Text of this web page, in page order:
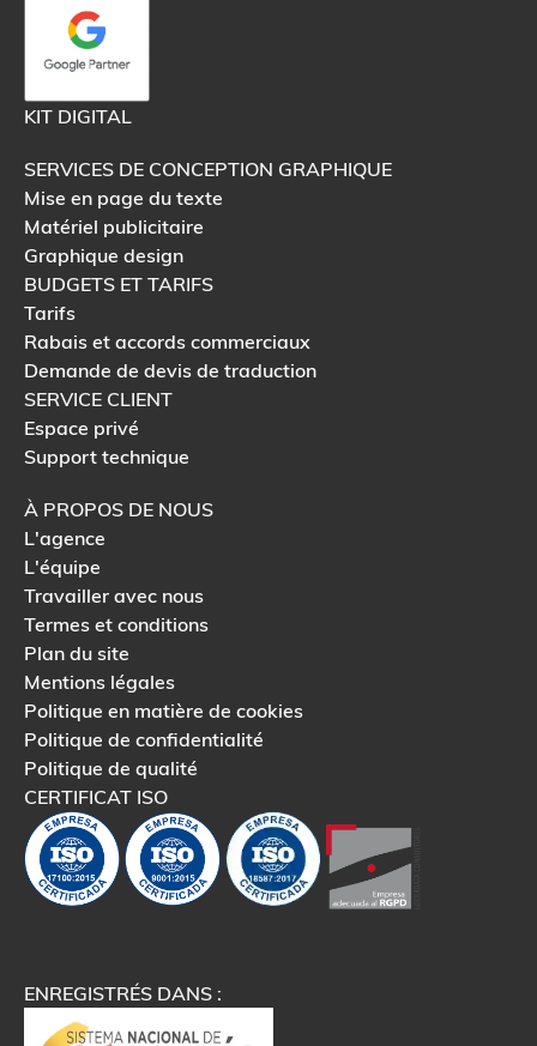
KIT DIGITAL
SERVICES DE CONCEPTION GRAPHIQUE
Mise en page du texte
Matériel publicitaire
Graphique design
BUDGETS ET TARIFS
Tarifs
Rabais et accords commerciaux
Demande de devis de traduction
SERVICE CLIENT
Espace privé
Support technique
À PROPOS DE NOUS
L'agence
L'équipe
Travailler avec nous
Termes et conditions
Plan du site
Mentions légales
Politique en matière de cookies
Politique de confidentialité
Politique de qualité
CERTIFICAT ISO
ENREGISTRÉS DANS :